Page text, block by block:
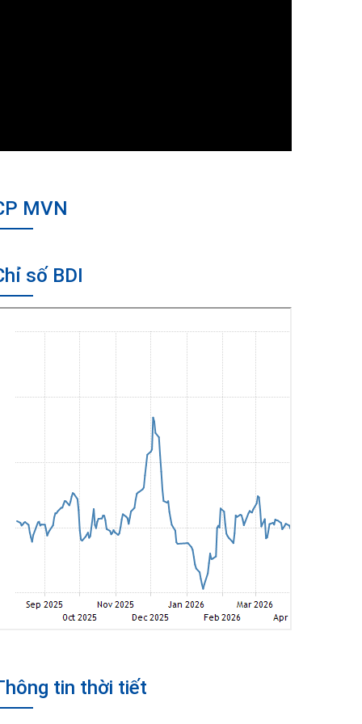
MVN
số BDI
tin thời tiết